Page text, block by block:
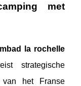
met
la rochelle
strategische
het Franse